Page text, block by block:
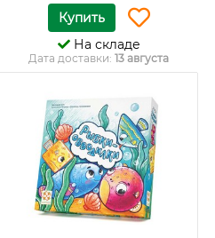
Купить
На складе
Дата доставки: 13 августа